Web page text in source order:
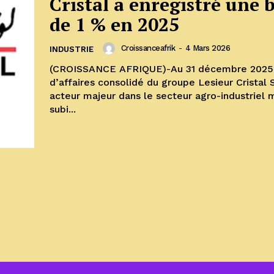
de 1 % en 2025
INDUSTRIE Croissanceafrik - 4 Mars 2026
(CROISSANCE AFRIQUE)-Au 31 décembre
d’affaires consolidé du groupe Lesieur Cristal
acteur majeur dans le secteur agro-industriel
subi...